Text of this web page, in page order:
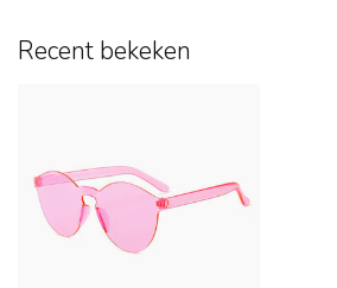
Recent bekeken